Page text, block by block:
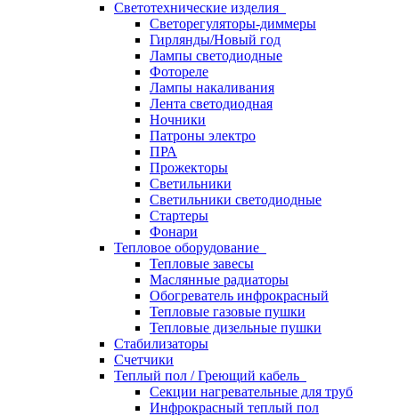
Светотехнические изделия
Светорегуляторы-диммеры
Гирлянды/Новый год
Лампы светодиодные
Фотореле
Лампы накаливания
Лента светодиодная
Ночники
Патроны электро
ПРА
Прожекторы
Светильники
Светильники светодиодные
Стартеры
Фонари
Тепловое оборудование
Тепловые завесы
Маслянные радиаторы
Обогреватель инфрокрасный
Тепловые газовые пушки
Тепловые дизельные пушки
Стабилизаторы
Счетчики
Теплый пол / Греющий кабель
Секции нагревательные для труб
Инфрокрасный теплый пол